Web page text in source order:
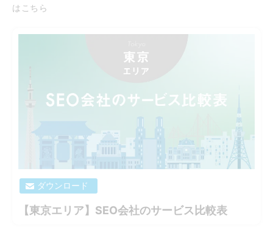
はこちら
ダウンロード
【東京エリア】SEO会社のサービス比較表